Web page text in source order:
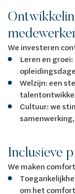
We investeren
Leren en
Welzijn: een
Cultuur: we
Inclusieve
We maken
om het